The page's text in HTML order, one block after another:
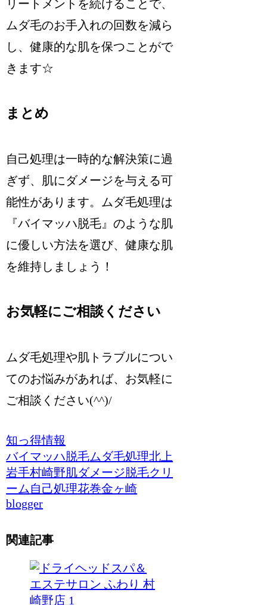
リートメントを続けることで、
ムダ毛のお手入れの回数を減ら
し、健康的な肌を保つことがで
きます☆
まとめ
自己処理は一時的な解決策に過
ぎず、肌にダメージを与える可
能性があります。ムダ毛処理は
『バイマッハ脱毛』のような肌
に優しい方法を選び、健康な肌
を維持しましょう！
お気軽にご相談ください
ムダ毛処理や肌トラブルについ
てのお悩みがあれば、お気軽に
ご相談ください(^^)/
知っ得情報
バイマッハ脱毛ムダ毛処理北上
岩手村崎野肌ダメージ脱毛クリ
ーム自己処理花巻金ヶ崎
blogger
関連記事